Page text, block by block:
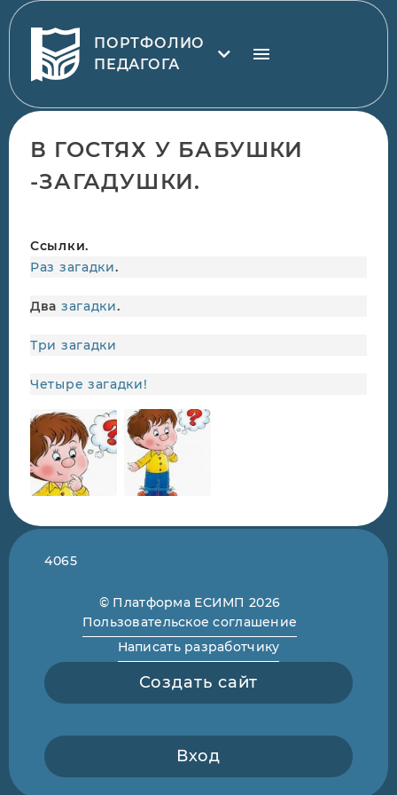
ПОРТФОЛИО
ПЕДАГОГА
В ГОСТЯХ У БАБУШКИ
-ЗАГАДУШКИ.
Ссылки.
Раз загадки.
Два загадки.
Три загадки
Четыре загадки!
4065
© Платформа ЕСИМП 2026
Пользовательское соглашение
Написать разработчику
Создать сайт
Вход